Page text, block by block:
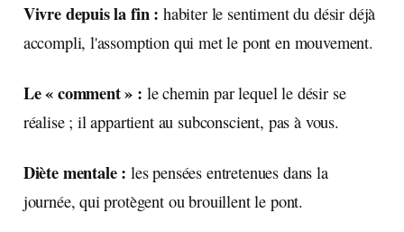
Vivre depuis la fin : habiter le sentiment du désir déjà
accompli, l'assomption qui met le pont en mouvement.
Le « comment » : le chemin par lequel le désir se
réalise ; il appartient au subconscient, pas à vous.
Diète mentale : les pensées entretenues dans la
journée, qui protègent ou brouillent le pont.